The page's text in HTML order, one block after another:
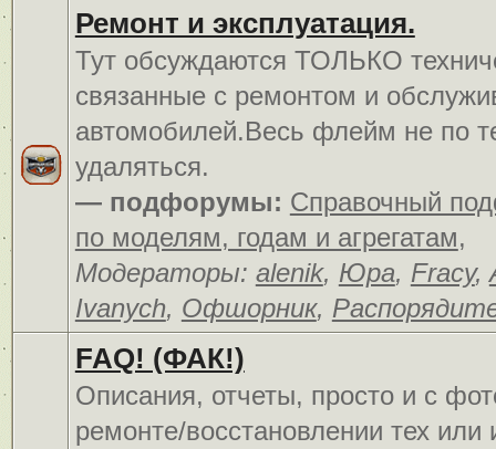
Ремонт и эксплуатация.
Тут обсуждаются ТОЛЬКО
связанные с ремонтом и
автомобилей.Весь флейм не по
удаляться.
— подфорумы: Справочный
по моделям, годам и агрегатам,
Модераторы: alenik, Юра, Fracy,
Ivanych, Офшорник,
FAQ! (ФАК!)
Описания, отчеты, просто и c
ремонте/восстановлении тех или